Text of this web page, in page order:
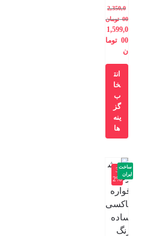
2,350,0
00 تومان
1,599,0
00 توما
ن
انت
خا
ب
گز
ینه
ها
-3
2%
ساخت
ایران